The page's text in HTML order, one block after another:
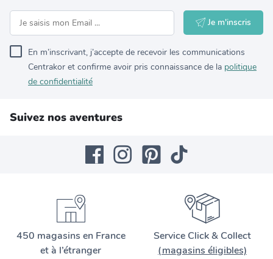
Je m'inscris
En m’inscrivant, j’accepte de recevoir les communications
Centrakor et confirme avoir pris connaissance de la politique
de confidentialité
Suivez nos aventures
450 magasins en France
et à l’étranger
Service Click & Collect
(magasins éligibles)